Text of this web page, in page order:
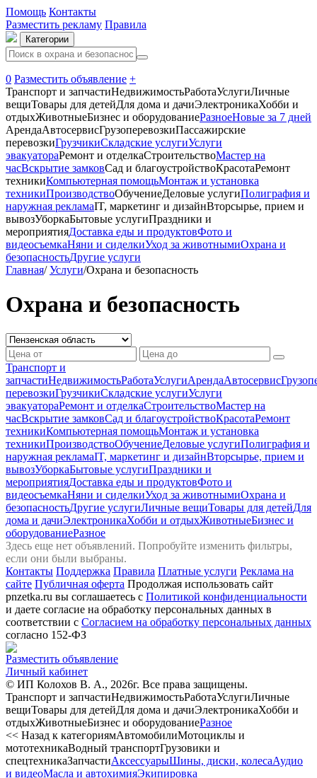
Помощь Контакты
Разместить рекламу Правила
Категории
0 Разместить объявление +
Транспорт и запчастиНедвижимостьРаботаУслугиЛичные
вещиТовары для детейДля дома и дачиЭлектроникаХобби и
отдыхЖивотныеБизнес и оборудованиеРазноеНовые за 7 дней
АрендаАвтосервиcГрузоперевозкиПассажирские
перевозкиГрузчикиСкладские услугиУслуги
эвакуатораРемонт и отделкаСтроительствоМастер на
часВскрытие замковСад и благоустройствоКрасотаРемонт
техникиКомпьютерная помощьМонтаж и установка
техникиПроизводствоОбучениеДеловые услугиПолиграфия и
наружная рекламаIT, маркетинг и дизайнВторсырье, прием и
вывозУборкаБытовые услугиПраздники и
мероприятияДоставка еды и продуктовФото и
видеосъемкаНяни и сиделкиУход за животнымиОхрана и
безопасностьДругие услуги
Главная/ Услуги/Охрана и безопасность
Охрана и безопасность
Транспорт и
запчастиНедвижимостьРаботаУслугиАрендаАвтосервиc
перевозкиГрузчикиСкладские услугиУслуги
эвакуатораРемонт и отделкаСтроительствоМастер на
часВскрытие замковСад и благоустройствоКрасотаРемонт
техникиКомпьютерная помощьМонтаж и установка
техникиПроизводствоОбучениеДеловые услугиПолиграфия и
наружная рекламаIT, маркетинг и дизайнВторсырье, прием и
вывозУборкаБытовые услугиПраздники и
мероприятияДоставка еды и продуктовФото и
видеосъемкаНяни и сиделкиУход за животнымиОхрана и
безопасностьДругие услугиЛичные вещиТовары для детейДля
дома и дачиЭлектроникаХобби и отдыхЖивотныеБизнес и
оборудованиеРазное
Здесь еще нет объявлений. Попробуйте изменить фильтры,
если они были выбраны.
Контакты Поддержка Правила Платные услуги Реклама на
сайте Публичная оферта Продолжая использовать сайт
pnzetka.ru вы соглашаетесь с Политикой конфиденциальности
и даете согласие на обработку персональных данных в
соответствии с Согласием на обработку персональных данных
согласно 152-ФЗ
Разместить объявление
Личный кабинет
© ИП Колохов В. А., 2026г. Все права защищены.
Транспорт и запчастиНедвижимостьРаботаУслугиЛичные
вещиТовары для детейДля дома и дачиЭлектроникаХобби и
отдыхЖивотныеБизнес и оборудованиеРазное
<< Назад к категориямАвтомобилиМотоциклы и
мототехникаВодный транспортГрузовики и
спецтехникаЗапчастиАксессуарыШины, диски, колесаАудио
и видеоМасла и автохимияЭкипировка